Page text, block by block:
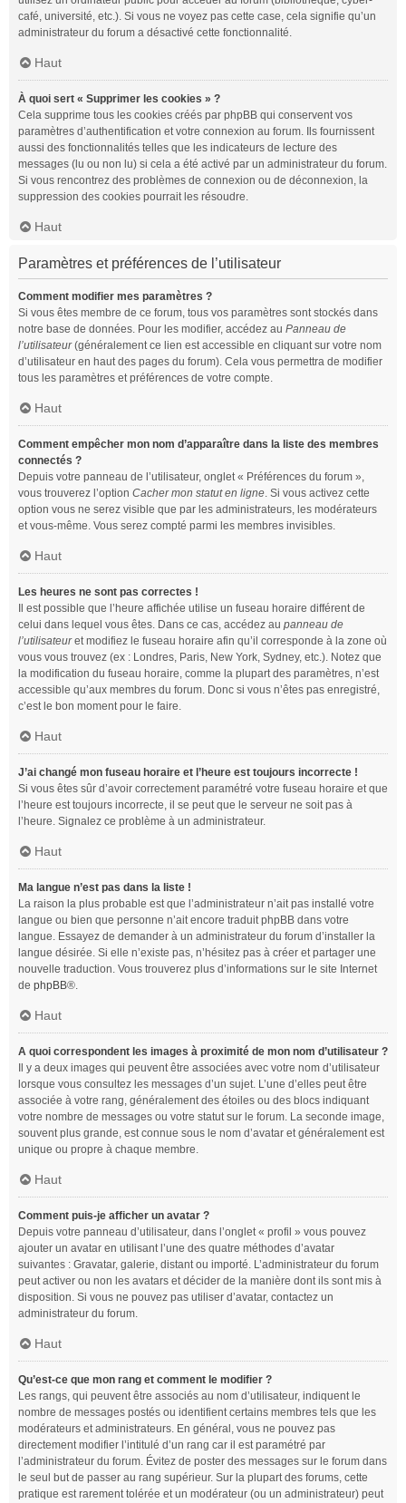
café, université, etc.). Si vous ne voyez pas cette case, cela signifie qu’un
administrateur du forum a désactivé cette fonctionnalité.
Haut
À quoi sert « Supprimer les cookies » ?
Cela supprime tous les cookies créés par phpBB qui conservent vos
paramètres d’authentification et votre connexion au forum. Ils fournissent
aussi des fonctionnalités telles que les indicateurs de lecture des
messages (lu ou non lu) si cela a été activé par un administrateur du forum.
Si vous rencontrez des problèmes de connexion ou de déconnexion, la
suppression des cookies pourrait les résoudre.
Haut
Paramètres et préférences de l’utilisateur
Comment modifier mes paramètres ?
Si vous êtes membre de ce forum, tous vos paramètres sont stockés dans
notre base de données. Pour les modifier, accédez au Panneau de
l’utilisateur(généralement ce lien est accessible en cliquant sur votre nom
d’utilisateur en haut des pages du forum). Cela vous permettra de modifier
tous les paramètres et préférences de votre compte.
Haut
Comment empêcher mon nom d’apparaître dans la liste des membres
connectés ?
Depuis votre panneau de l’utilisateur, onglet « Préférences du forum »,
vous trouverez l’option Cacher mon statut en ligne. Si vous activez cette
option vous ne serez visible que par les administrateurs, les modérateurs
et vous-même. Vous serez compté parmi les membres invisibles.
Haut
Les heures ne sont pas correctes !
Il est possible que l’heure affichée utilise un fuseau horaire différent de
celui dans lequel vous êtes. Dans ce cas, accédez au panneau de
l’utilisateuret modifiez le fuseau horaire afin qu’il corresponde à la zone où
vous vous trouvez (ex : Londres, Paris, New York, Sydney, etc.). Notez que
la modification du fuseau horaire, comme la plupart des paramètres, n’est
accessible qu’aux membres du forum. Donc si vous n’êtes pas enregistré,
c’est le bon moment pour le faire.
Haut
J’ai changé mon fuseau horaire et l’heure est toujours incorrecte !
Si vous êtes sûr d’avoir correctement paramétré votre fuseau horaire et que
l’heure est toujours incorrecte, il se peut que le serveur ne soit pas à
l’heure. Signalez ce problème à un administrateur.
Haut
Ma langue n’est pas dans la liste !
La raison la plus probable est que l’administrateur n’ait pas installé votre
langue ou bien que personne n’ait encore traduit phpBB dans votre
langue. Essayez de demander à un administrateur du forum d’installer la
langue désirée. Si elle n’existe pas, n’hésitez pas à créer et partager une
nouvelle traduction. Vous trouverez plus d’informations sur le site Internet
de phpBB®.
Haut
A quoi correspondent les images à proximité de mon nom d’utilisateur ?
Il y a deux images qui peuvent être associées avec votre nom d’utilisateur
lorsque vous consultez les messages d’un sujet. L’une d’elles peut être
associée à votre rang, généralement des étoiles ou des blocs indiquant
votre nombre de messages ou votre statut sur le forum. La seconde image,
souvent plus grande, est connue sous le nom d’avatar et généralement est
unique ou propre à chaque membre.
Haut
Comment puis-je afficher un avatar ?
Depuis votre panneau d’utilisateur, dans l’onglet « profil » vous pouvez
ajouter un avatar en utilisant l’une des quatre méthodes d’avatar
suivantes : Gravatar, galerie, distant ou importé. L’administrateur du forum
peut activer ou non les avatars et décider de la manière dont ils sont mis à
disposition. Si vous ne pouvez pas utiliser d’avatar, contactez un
administrateur du forum.
Haut
Qu’est-ce que mon rang et comment le modifier ?
Les rangs, qui peuvent être associés au nom d’utilisateur, indiquent le
nombre de messages postés ou identifient certains membres tels que les
modérateurs et administrateurs. En général, vous ne pouvez pas
directement modifier l’intitulé d’un rang car il est paramétré par
l’administrateur du forum. Évitez de poster des messages sur le forum dans
le seul but de passer au rang supérieur. Sur la plupart des forums, cette
pratique est rarement tolérée et un modérateur (ou un administrateur) peut